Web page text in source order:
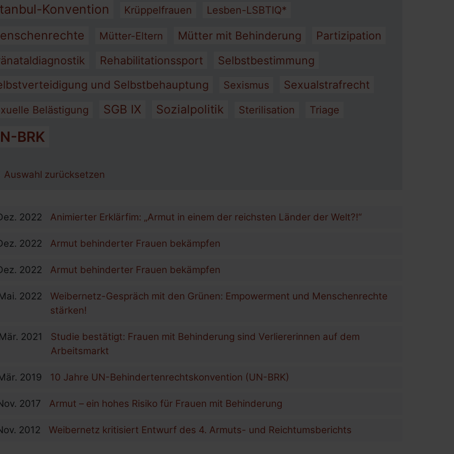
Menschen mit Behinderung
Konvention Krüppelfrauen Lesben-LSBTIQ*
Mütter-Eltern Mütter mit Behinderung
Partizipation
Rehabilitationssport
Selbstbestimmung
und Selbstbehauptung
Sexismus Sexualstrafrecht
Belästigung SGB IX Sozialpolitik Sterilisation Triage
BRK
Auswahl zurücksetzen
2022 Animierter Erklärfim: „Armut in einem der reichsten Länder der Welt?!“
2022 Armut behinderter Frauen bekämpfen
2022 Armut behinderter Frauen bekämpfen
2022
Weibernetz-Gespräch mit den Grünen: Empowerment und Menschenrechte
stärken!
Mär. 2021
Studie bestätigt: Frauen mit Behinderung sind Verliererinnen auf dem
Arbeitsmarkt
2019 10 Jahre UN-Behindertenrechts­konvention (UN-BRK)
2017 Armut – ein hohes Risiko für Frauen mit Behinderung
2012 Weibernetz kritisiert Entwurf des 4. Armuts- und Reichtumsberichts